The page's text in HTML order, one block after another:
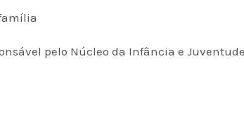
pelo Núcleo da Infância e